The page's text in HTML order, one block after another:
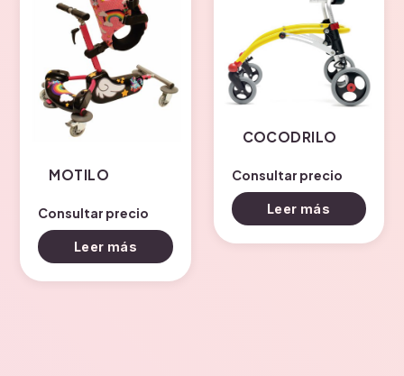
MOTILO
Consultar precio
Leer más
COCODRILO
Consultar precio
Leer más